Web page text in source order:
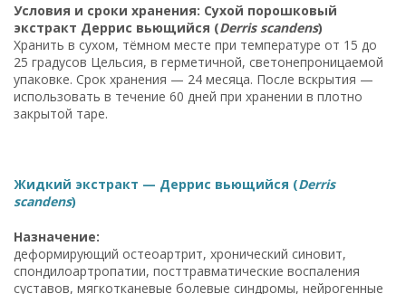
Условия и сроки хранения: Сухой порошковый
экстракт Деррис вьющийся (Derris scandens)
Хранить в сухом, тёмном месте при температуре от 15 до
25 градусов Цельсия, в герметичной, светонепроницаемой
упаковке. Срок хранения — 24 месяца. После вскрытия —
использовать в течение 60 дней при хранении в плотно
закрытой таре.
Жидкий экстракт — Деррис вьющийся (Derris
scandens)
Назначение:
деформирующий остеоартрит, хронический синовит,
спондилоартропатии, посттравматические воспаления
суставов, мягкотканевые болевые синдромы, нейрогенные